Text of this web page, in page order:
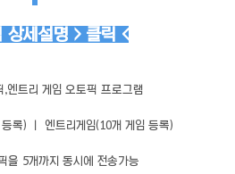
상세설명 > 클릭 <
,엔트리 게임 오토픽 프로그램
록) ㅣ 엔트리게임(10개 게임 등록)
을 5개까지 동시에 전송가능